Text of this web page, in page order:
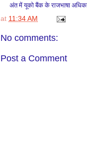
अंत मेंयूकोबैंक के राजभाषा
at 11:34 AM
No comments:
Post a Comment